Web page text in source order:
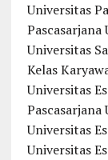
Universitas
Universitas
Kelas
Universitas
Pascasarjana
Universitas
Universitas